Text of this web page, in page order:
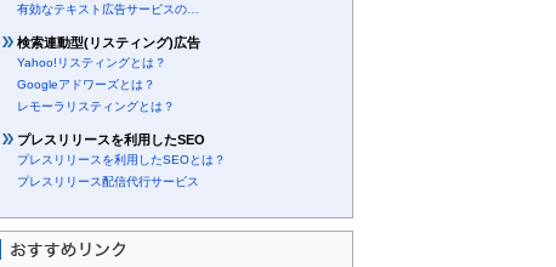
有効なテキスト広告サービスの…
検索連動型(リスティング)広告
Yahoo!リスティングとは？
Googleアドワーズとは？
レモーラリスティングとは？
プレスリリースを利用したSEO
プレスリリースを利用したSEOとは？
プレスリリース配信代行サービス